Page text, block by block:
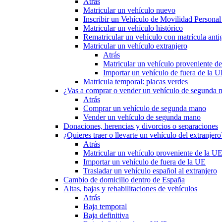
Matricular un vehículo nuevo
Inscribir un Vehículo de Movilidad
Matricular un vehículo histórico
Rematricular un vehículo con matrícula
Matricular un vehículo extranjero
Atrás
Matricular un vehículo proveniente
Importar un vehículo de fuera de la
Matricula temporal: placas verdes
¿Vas a comprar o vender un vehículo de segunda
Atrás
Comprar un vehículo de segunda mano
Vender un vehículo de segunda mano
Donaciones, herencias y divorcios o separaciones
¿Quieres traer o llevarte un vehículo del
Atrás
Matricular un vehículo proveniente de la UE
Importar un vehículo de fuera de la UE
Trasladar un vehículo español al extranjero
Cambio de domicilio dentro de España
Altas, bajas y rehabilitaciones de vehículos
Atrás
Baja temporal
Baja definitiva